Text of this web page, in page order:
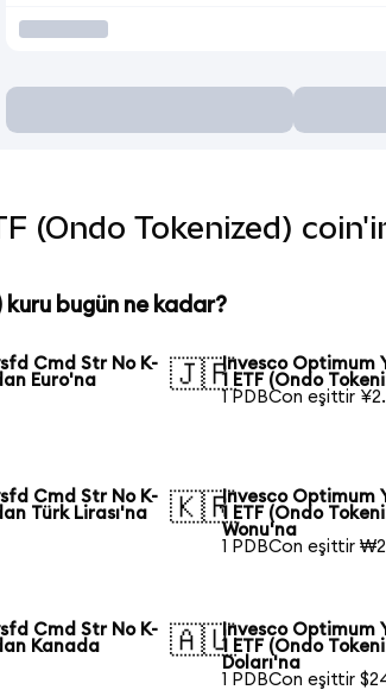
(Ondo Tokenized)
bugün ne kadar?
Cmd Str No K-
Euro'na
🇯🇵Invesco Optimum
1 ETF (Ondo
1 PDBCon eşittir
Cmd Str No K-
Türk Lirası'na
🇰🇷Invesco Optimum
1 ETF (Ondo
Wonu'na
1 PDBCon eşittir
Cmd Str No K-
Kanada
🇦🇺Invesco Optimum
1 ETF (Ondo
Doları'na
1 PDBCon eşittir